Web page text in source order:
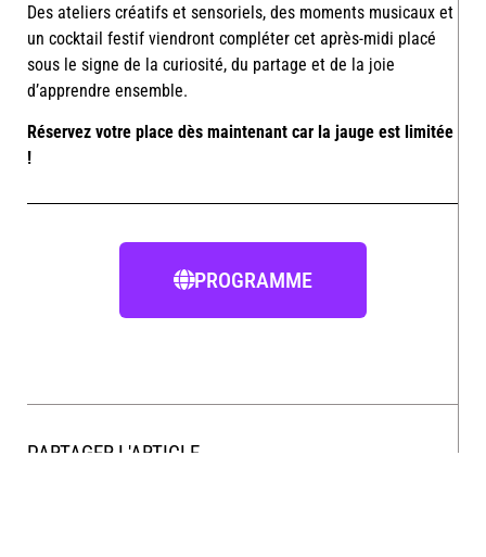
Des ateliers créatifs et sensoriels, des moments musicaux et
un cocktail festif viendront compléter cet après-midi placé
sous le signe de la curiosité, du partage et de la joie
d’apprendre ensemble.
Réservez votre place dès maintenant car la jauge est limitée
!
PROGRAMME
PARTAGER L'ARTICLE